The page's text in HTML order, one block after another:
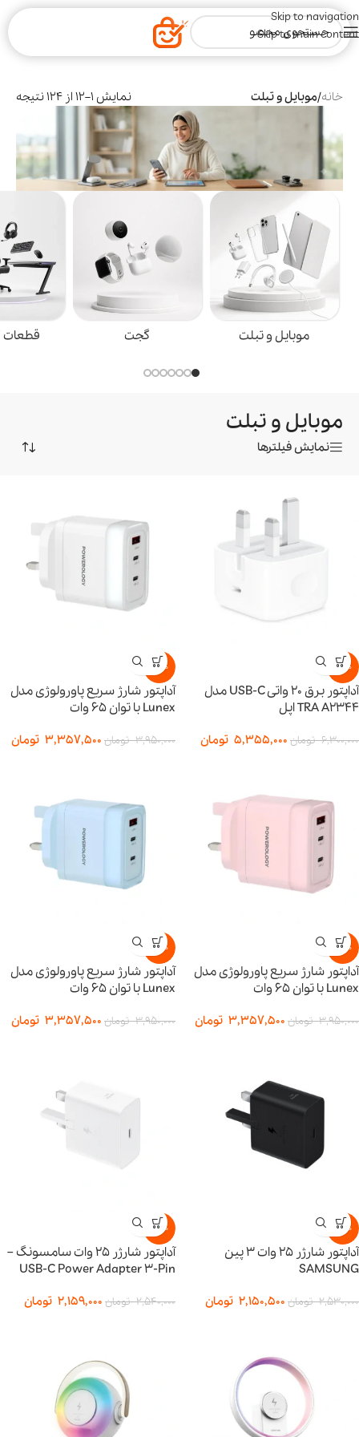
Skip to navigation
Skip to main content
خانه/موبایل و تبلت نمایش 1–12 از 124 نتیجه
و تبلت قطعات گیمینگ
موبایل و تبلت
نمایش فیلترها
-15%
آداپتور برق 20 واتی USB-C مدل
TRA A2344 اپل
6,300,000 تومان 5,355,000 تومان
-15%
آداپتور شارژ سریع پاورولوژی مدل
Lunex با توان ۶۵ وات
3,950,000 تومان 3,357,500 تومان
-15%
آداپتور شارژ سریع پاورولوژی مدل
Lunex با توان ۶۵ وات
3,950,000 تومان 3,357,500 تومان
-15%
آداپتور شارژ سریع پاورولوژی مدل
Lunex با توان ۶۵ وات
3,950,000 تومان 3,357,500 تومان
-15%
آداپتور شارژر 25 وات 3 پین
SAMSUNG
2,530,000 تومان 2,150,500 تومان
-15%
آداپتور شارژر ۲۵ وات سامسونگ –
USB-C Power Adapter 3-Pin
2,540,000 تومان 2,159,000 تومان